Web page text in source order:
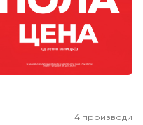
4 производи